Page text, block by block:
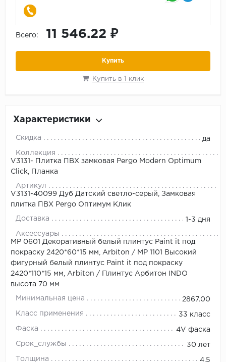
Всего: 11 546.22 ₽
Купить
Купить в 1 клик
Характеристики
Скидка да
Коллекция
V3131- Плитка ПВХ замковая Pergo Modern Optimum
Click, Планка
Артикул
V3131-40099 Дуб Датский светло-серый, Замковая
плитка ПВХ Pergo Оптимум Клик
Доставка 1-3 дня
Аксессуары
МР 0601 Декоративный белый плинтус Paint it под
покраску 2420*60*15 мм, Arbiton / МР 1101 Высокий
фигурный белый плинтус Paint it под покраску
2420*110*15 мм, Arbiton /
Плинтус Арбитон INDO
высота 70 мм
Минимальная цена 2867.00
Класс применения 33 класс
Фаска 4V фаска
Срок_службы 30 лет
Толщина 4,5